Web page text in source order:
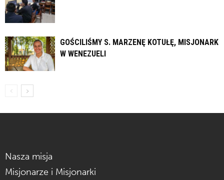
GOŚCILIŚMY S. MARZENĘ KOTUŁĘ, MISJONARKĘ
W WENEZUELI
Nasza misja
Misjonarze i Misjonarki